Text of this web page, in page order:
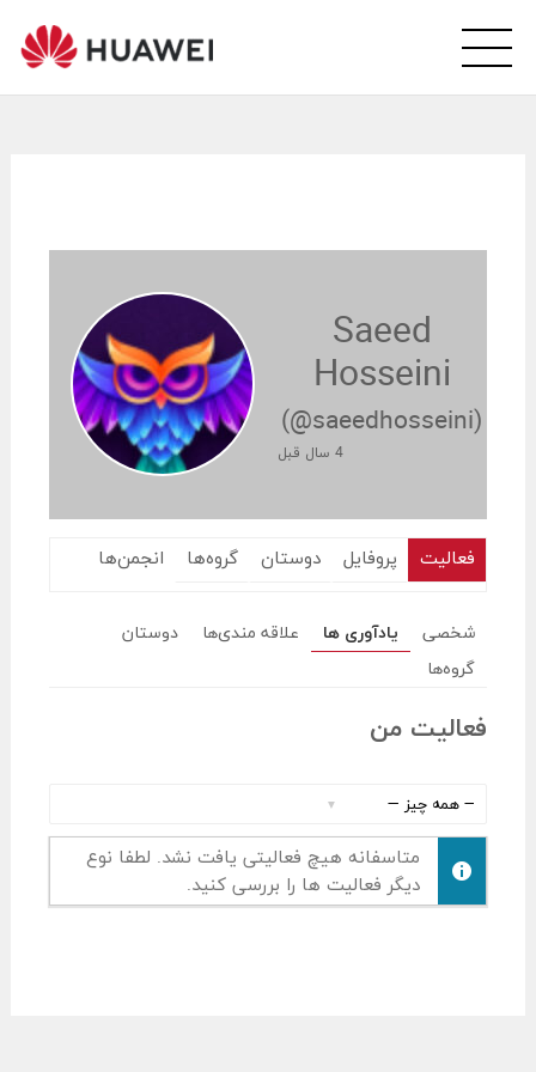
Saeed
Hosseini
(@saeedhosseini)
4 سال قبل
فعالیت پروفایل دوستان گروه‌ها انجمن‌ها
شخصی یادآوری ها علاقه مندی‌ها
دوستان
گروه‌ها
فعالیت من
متاسفانه هیچ فعالیتی یافت نشد. لطفا نوع
دیگر فعالیت ها را بررسی کنید.